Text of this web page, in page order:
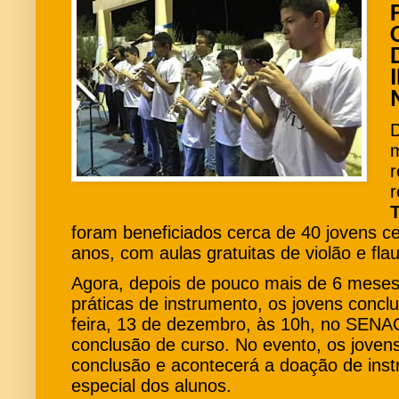
foram beneficiados cerca de 40 jovens
anos, com aulas gratuitas de violão e
Agora, depois de pouco mais de 6
práticas de instrumento, os jovens
feira, 13 de dezembro, às 10h, no
conclusão de curso. No evento, os
conclusão e acontecerá a doação de
especial dos alunos.